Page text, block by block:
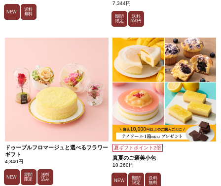
NEW
送料
無料
7,344円
期間
限定
送料
550円
ドゥーブルフロマージュと選べるフラワー
ギフト
4,840円
NEW
期間
限定
送料
込み
夏ギフトポイント2倍
真夏のご褒美小包
10,260円
NEW
期間
限定
送料
無料